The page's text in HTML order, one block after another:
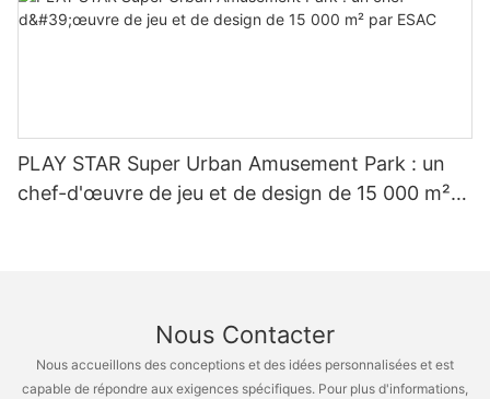
PLAY STAR Super Urban Amusement Park : un
chef-d'œuvre de jeu et de design de 15 000 m²
Nous Contacter
Nous accueillons des conceptions et des idées personnalisées et est
capable de répondre aux exigences spécifiques. Pour plus d'informations,